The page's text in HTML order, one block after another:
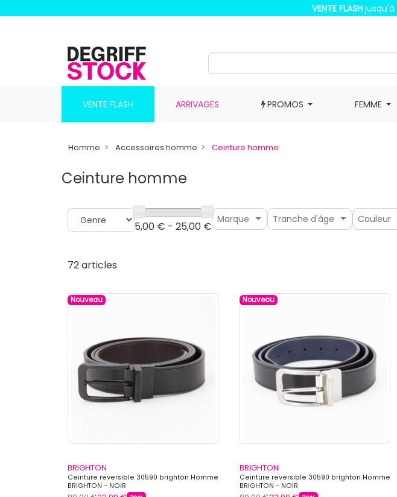
VENTE FLASH jusqu'à
VENTE FLASH ARRIVAGES PROMOS FEMME
Homme Accessoires homme Ceinture homme
Ceinture homme
5,00 € - 25,00 €
Marque Tranche d'âge Couleur
72 articles
Nouveau
BRIGHTON
Ceinture reversible 30590 brighton Homme
BRIGHTON - NOIR
Nouveau
BRIGHTON
Ceinture reversible 30590 brighton Homme
BRIGHTON - NOIR